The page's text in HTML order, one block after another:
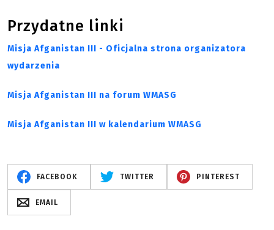
Przydatne linki
Misja Afganistan III - Oficjalna strona organizatora
wydarzenia
Misja Afganistan III na forum WMASG
Misja Afganistan III w kalendarium WMASG
FACEBOOK TWITTER PINTEREST
EMAIL